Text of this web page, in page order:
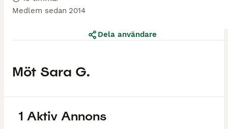
Medlem sedan 2014
Möt Sara G.
Dela användare
1 Aktiv Annons